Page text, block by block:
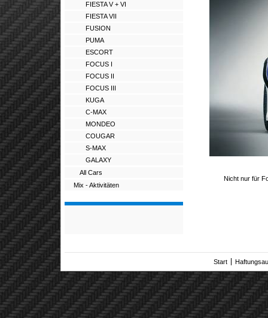
FIESTA V + VI
FIESTA VII
FUSION
PUMA
ESCORT
FOCUS I
FOCUS II
FOCUS III
KUGA
C-MAX
MONDEO
COUGAR
S-MAX
GALAXY
All Cars
Mix - Aktivitäten
Nicht nur für
Start